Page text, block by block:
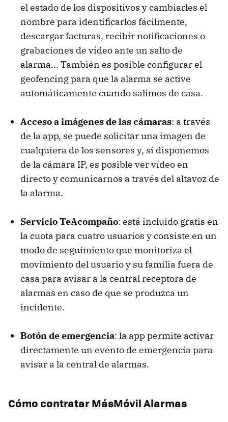
el estado de los dispositivos y cambiarles el
nombre para identificarlos fácilmente,
descargar facturas, recibir notificaciones o
grabaciones de vídeo ante un salto de
alarma... También es posible configurar el
geofencing para que la alarma se active
automáticamente cuando salimos de casa.
Acceso a imágenes de las cámaras: a través
de la app, se puede solicitar una imagen de
cualquiera de los sensores y, si disponemos
de la cámara IP, es posible ver vídeo en
directo y comunicarnos a través del altavoz de
la alarma.
Servicio TeAcompaño: está incluido gratis en
la cuota para cuatro usuarios y consiste en un
modo de seguimiento que monitoriza el
movimiento del usuario y su familia fuera de
casa para avisar a la central receptora de
alarmas en caso de que se produzca un
incidente.
Botón de emergencia: la app permite activar
directamente un evento de emergencia para
avisar a la central de alarmas.
Cómo contratar MásMóvil Alarmas